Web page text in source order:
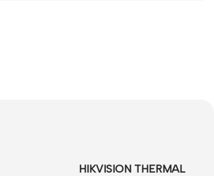
HIKVISION THERMAL